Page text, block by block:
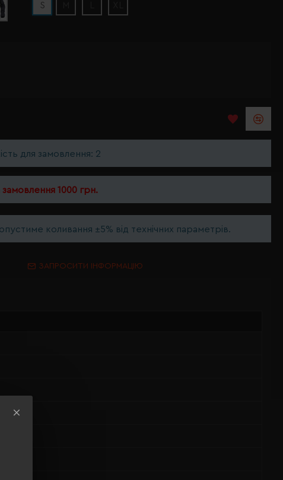
S
для замовлення: 2
замовлення 1000 грн.
коливання ±5% від технічних параметрів.
ЗАПРОСИТИ ІНФОРМАЦІЮ